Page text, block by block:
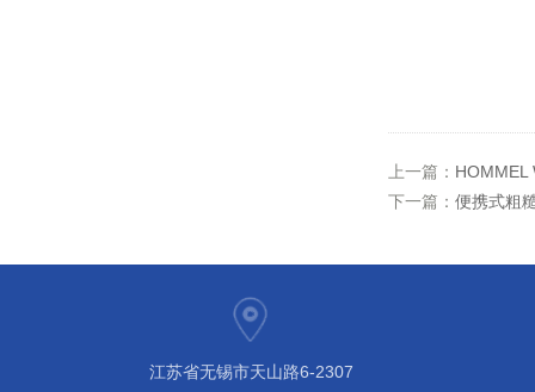
上一篇： HOMMEL
下一篇： 便携式粗
江苏省无锡市天山路6-2307